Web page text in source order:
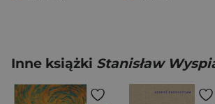
Inne książki Stanisław